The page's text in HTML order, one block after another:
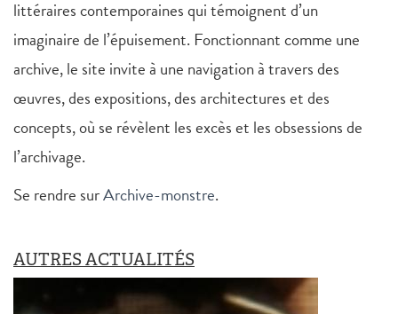
littéraires contemporaines qui témoignent d’un
imaginaire de l’épuisement. Fonctionnant comme une
archive, le site invite à une navigation à travers des
œuvres, des expositions, des architectures et des
concepts, où se révèlent les excès et les obsessions de
l’archivage.
Se rendre surArchive-monstre.
AUTRES ACTUALITÉS